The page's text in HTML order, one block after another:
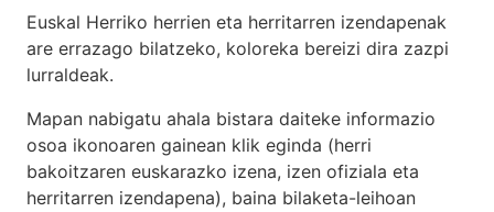
Euskal Herriko herrien eta herritarren izendapenak
are errazago bilatzeko, koloreka bereizi dira zazpi
lurraldeak.
Mapan nabigatu ahala bistara daiteke informazio
osoa ikonoaren gainean klik eginda (herri
bakoitzaren euskarazko izena, izen ofiziala eta
herritarren izendapena), baina bilaketa-leihoan